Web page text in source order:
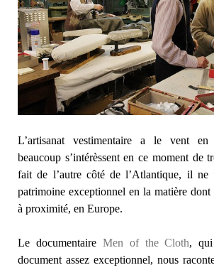
L’artisanat vestimentaire a le vent
beaucoup s’intérèssent en ce moment de
fait de l’autre côté de l’Atlantique, il ne
patrimoine exceptionnel en la matière dont
à proximité, en Europe.
Le documentaire Men of the Cloth, qui
document assez exceptionnel, nous